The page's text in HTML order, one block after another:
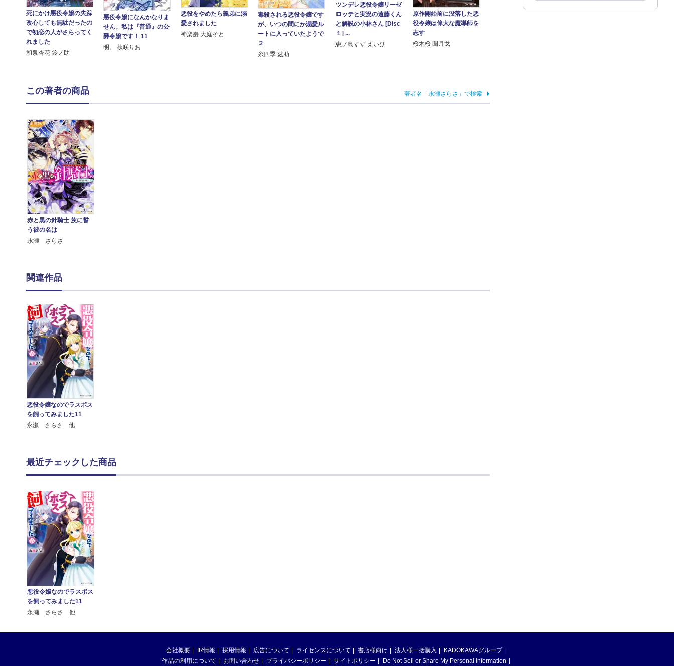
死にかけ悪役令嬢の失踪
改心しても無駄だったの
で初恋の人がさらってく
れました
和泉杏花 鈴ノ助
悪役令嬢になんかなりま
せん。私は『普通』の公
爵令嬢です！ 11
明。 秋咲りお
悪役をやめたら義弟に溺
愛されました
神楽棗 大庭そと
毒殺される悪役令嬢です
が、いつの間にか溺愛ル
ートに入っていたようで
２
糸四季 茲助
ツンデレ悪役令嬢リーゼ
ロッテと実況の遠藤くん
と解説の小林さん [Disc
１] ...
恵ノ島すず えいひ
原作開始前に没落した悪
役令嬢は偉大な魔導師を
志す
桜木桜 閏月戈
この著者の商品 著者名「永瀬さらさ」で検索
赤と黒の針騎士 茨に誓
う彼の名は
永瀬 さらさ
関連作品
悪役令嬢なのでラスボス
を飼ってみました11
永瀬 さらさ 他
最近チェックした商品
悪役令嬢なのでラスボス
を飼ってみました11
永瀬 さらさ 他
会社概要 IR情報 採用情報 広告について ライセンスについて 書店様向け 法人様一括購入
KADOKAWAグループ
作品の利用について
お問い合わせ プライバシーポリシー サイトポリシー Do Not Sell or Share My Personal Information